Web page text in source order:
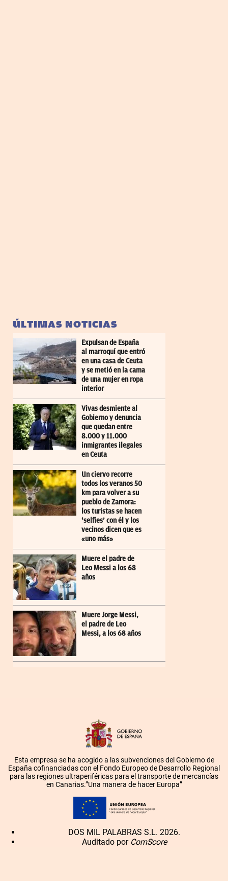
ÚLTIMAS NOTICIAS
Expulsan de España
al marroquí que entró
en una casa de Ceuta
y se metió en la cama
de una mujer en ropa
interior
Vivas desmiente al
Gobierno y denuncia
que quedan entre
8.000 y 11.000
inmigrantes ilegales
en Ceuta
Un ciervo recorre
todos los veranos 50
km para volver a su
pueblo de Zamora:
los turistas se hacen
‘selfies’ con él y los
vecinos dicen que es
«uno más»
Muere el padre de
Leo Messi a los 68
años
Muere Jorge Messi,
el padre de Leo
Messi, a los 68 años
Esta empresa se ha acogido a las subvenciones del Gobierno de
España cofinanciadas con el Fondo Europeo de Desarrollo Regional
para las regiones ultraperiféricas para el transporte de mercancías
en Canarias.”Una manera de hacer Europa”
DOS MIL PALABRAS S.L. 2026.
Auditado por ComScore